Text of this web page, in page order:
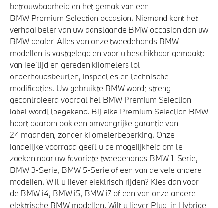
betrouwbaarheid en het gemak van een
BMW Premium Selection occasion. Niemand kent het
verhaal beter van uw aanstaande BMW occasion dan uw
BMW dealer. Alles van onze tweedehands BMW
modellen is vastgelegd en voor u beschikbaar gemaakt:
van leeftijd en gereden kilometers tot
onderhoudsbeurten, inspecties en technische
modificaties. Uw gebruikte BMW wordt streng
gecontroleerd voordat het BMW Premium Selection
label wordt toegekend. Bij elke Premium Selection BMW
hoort daarom ook een omvangrijke garantie van
24 maanden, zonder kilometerbeperking. Onze
landelijke voorraad geeft u de mogelijkheid om te
zoeken naar uw favoriete tweedehands BMW 1-Serie,
BMW 3-Serie, BMW 5-Serie of een van de vele andere
modellen. Wilt u liever elektrisch rijden? Kies dan voor
de BMW i4, BMW i5, BMW i7 of een van onze andere
elektrische BMW modellen. Wilt u liever Plug-in Hybride